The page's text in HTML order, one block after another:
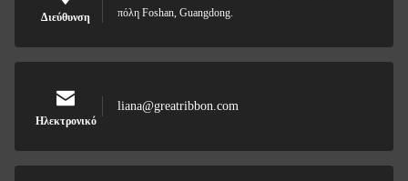
Διεύθυνση
πόλη Foshan, Guangdong.
Ηλεκτρονικό
liana@greatribbon.com